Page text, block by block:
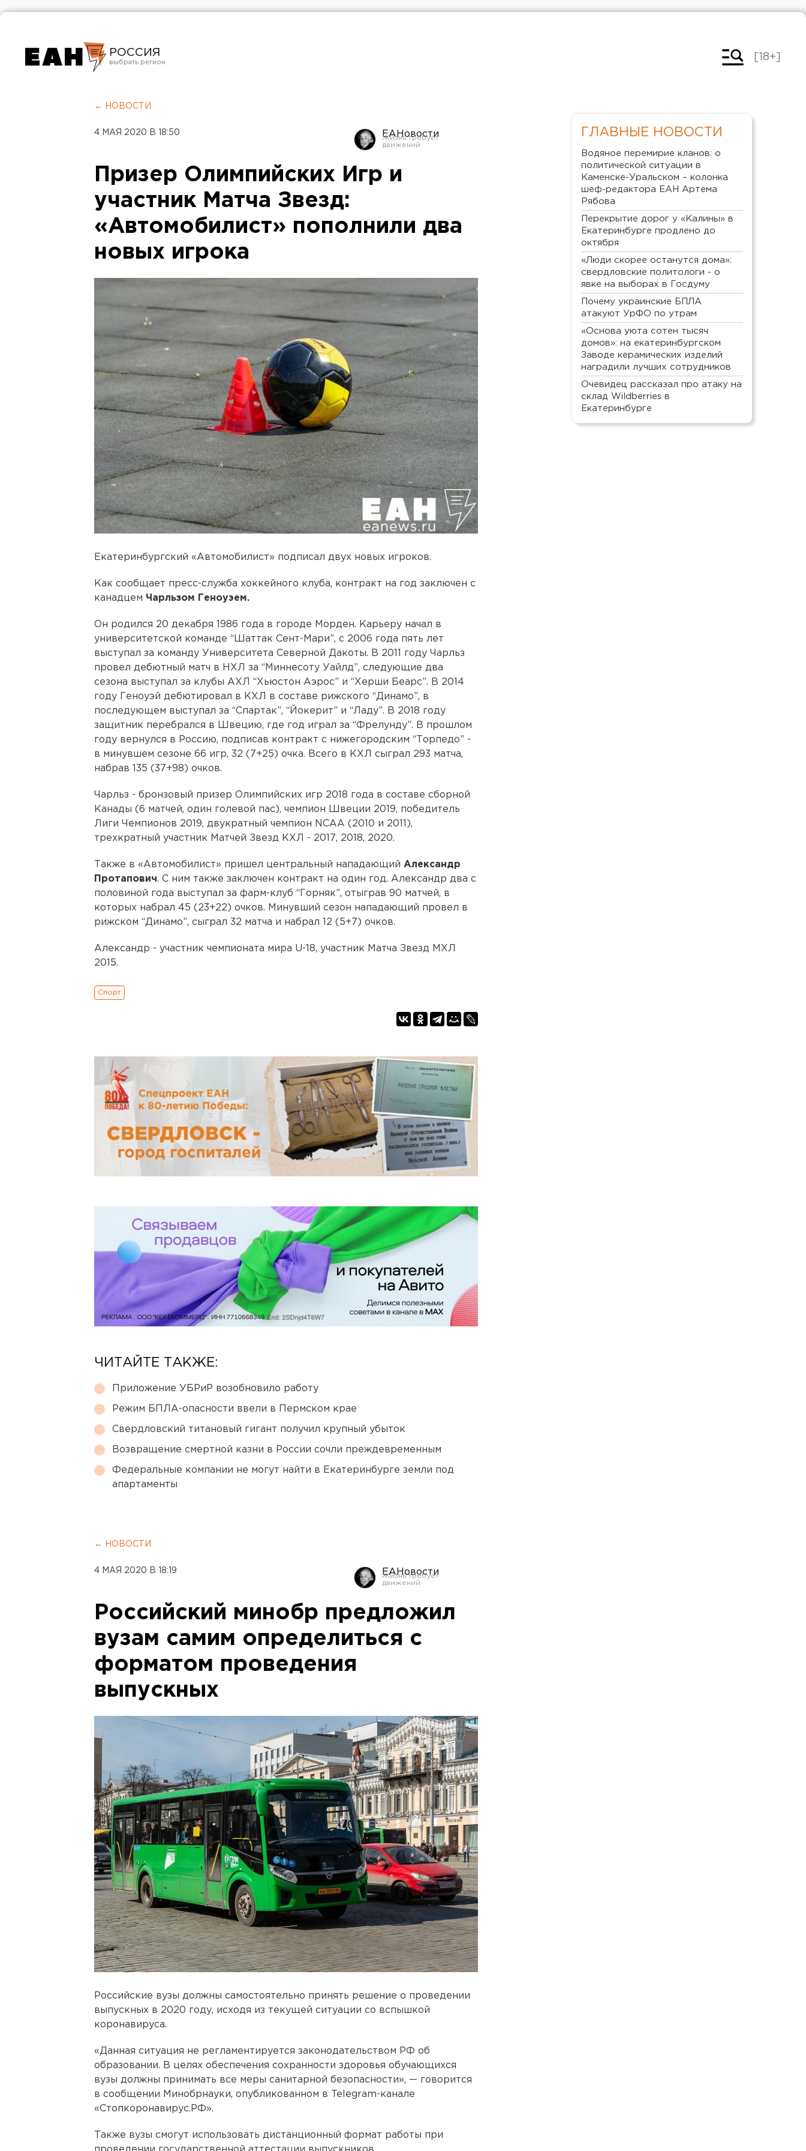
РОССИЯ
Челябинск
[18+]
← НОВОСТИ
4 МАЯ 2020 В 18:50 ЕАНовости
Призер Олимпийских Игр и
участник Матча Звезд:
«Автомобилист» пополнили два
новых игрока
Екатеринбургский «Автомобилист» подписал двух новых игроков.
Как сообщает пресс-служба хоккейного клуба, контракт на год заключен с
канадцем Чарльзом Геноуэем.
Он родился 20 декабря 1986 года в городе Морден. Карьеру начал в
университетской команде “Шаттак Сент-Мари”, с 2006 года пять лет
выступал за команду Университета Северной Дакоты. В 2011 году Чарльз
провел дебютный матч в НХЛ за “Миннесоту Уайлд”, следующие два
сезона выступал за клубы АХЛ “Хьюстон Аэрос” и “Херши Беарс”. В 2014
году Геноуэй дебютировал в КХЛ в составе рижского “Динамо”, в
последующем выступал за “Спартак”, “Йокерит” и “Ладу”. В 2018 году
защитник перебрался в Швецию, где год играл за “Фрелунду”. В прошлом
году вернулся в Россию, подписав контракт с нижегородским “Торпедо” -
в минувшем сезоне 66 игр, 32 (7+25) очка. Всего в КХЛ сыграл 293 матча,
набрав 135 (37+98) очков.
Чарльз - бронзовый призер Олимпийских игр 2018 года в составе сборной
Канады (6 матчей, один голевой пас), чемпион Швеции 2019, победитель
Лиги Чемпионов 2019, двукратный чемпион NCAA (2010 и 2011),
трехкратный участник Матчей Звезд КХЛ - 2017, 2018, 2020.
Также в «Автомобилист» пришел центральный нападающий Александр
Протапович. С ним также заключен контракт на один год. Александр два с
половиной года выступал за фарм-клуб “Горняк”, отыграв 90 матчей, в
которых набрал 45 (23+22) очков. Минувший сезон нападающий провел в
рижском “Динамо”, сыграл 32 матча и набрал 12 (5+7) очков.
Александр - участник чемпионата мира U-18, участник Матча Звезд МХЛ
2015.
Спорт
ЧИТАЙТЕ ТАКЖЕ:
Приложение УБРиР возобновило работу
Режим БПЛА-опасности ввели в Пермском крае
Свердловский титановый гигант получил крупный убыток
Возвращение смертной казни в России сочли преждевременным
Федеральные компании не могут найти в Екатеринбурге земли под
апартаменты
← НОВОСТИ
4 МАЯ 2020 В 18:19 ЕАНовости
Российский минобр предложил
вузам самим определиться с
форматом проведения
выпускных
Российские вузы должны самостоятельно принять решение о проведении
выпускных в 2020 году, исходя из текущей ситуации со вспышкой
коронавируса.
«Данная ситуация не регламентируется законодательством РФ об
образовании. В целях обеспечения сохранности здоровья обучающихся
вузы должны принимать все меры санитарной безопасности», — говорится
в сообщении Минобрнауки, опубликованном в Telegram-канале
«Стопкоронавирус.РФ».
Также вузы смогут использовать дистанционный формат работы при
ГЛАВНЫЕ НОВОСТИ
Водяное перемирие кланов: о
политической ситуации в
Каменске-Уральском – колонка
шеф-редактора ЕАН Артема
Рябова
Перекрытие дорог у «Калины» в
Екатеринбурге продлено до
октября
«Люди скорее останутся дома»:
свердловские политологи - о
явке на выборах в Госдуму
Почему украинские БПЛА
атакуют УрФО по утрам
«Основа уюта сотен тысяч
домов»: на екатеринбургском
Заводе керамических изделий
наградили лучших сотрудников
Очевидец рассказал про атаку на
склад Wildberries в
Екатеринбурге